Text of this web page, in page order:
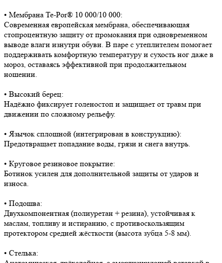
• Мембрана Te-Por® 10 000/10 000:
Современная европейская мембрана, обеспечивающая
стопроцентную защиту от промокания при одновременном
выводе влаги изнутри обуви. В паре с утеплителем помогает
поддерживать комфортную температуру и сухость ног даже в
мороз, оставаясь эффективной при продолжительном
ношении.
• Высокий берец:
Надёжно фиксирует голеностоп и защищает от травм при
движении по сложному рельефу.
• Язычок сплошной (интегрирован в конструкцию):
Предотвращает попадание воды, грязи и снега внутрь.
• Круговое резиновое покрытие:
Ботинок усилен для дополнительной защиты от ударов и
износа.
• Подошва:
Двухкомпонентная (полиуретан + резина), устойчивая к
маслам, топливу и истиранию, с противоскользящим
протектором средней жёсткости (высота зубца 5-8 мм).
• Стелька: